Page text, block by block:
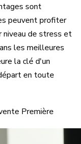
sont
peuvent profiter
niveau de stress et
les meilleures
la clé d'un
en toute
Première